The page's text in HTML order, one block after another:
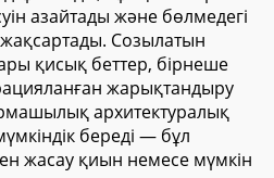
азайтады және бөлмедегі
Созылатын
қисық беттер, бірнеше
жарықтандыру
архитектуралық
береді — бұл
жасау қиын немесе мүмкін